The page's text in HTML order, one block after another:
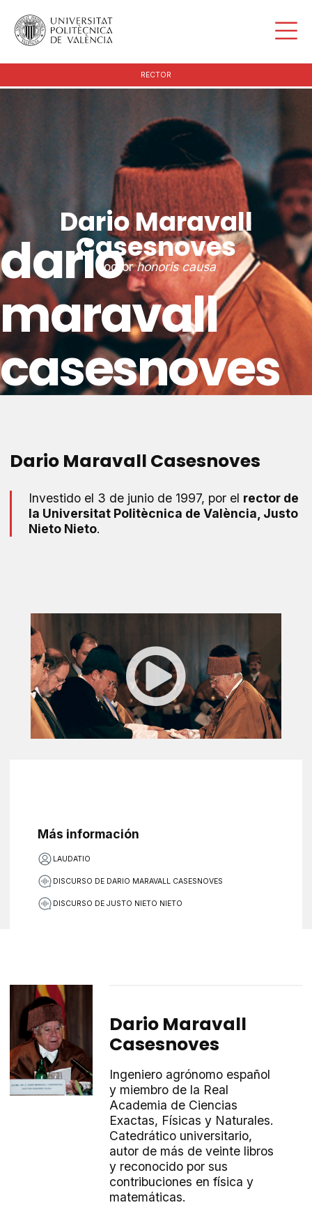
RECTOR
dario
maravall
casesnoves
Dario Maravall
Casesnoves
doctorhonoris causa
Dario Maravall Casesnoves
Investido el 3 de junio de 1997, por el rector de
la Universitat Politècnica de València, Justo
Nieto Nieto.
Más información
LAUDATIO
DISCURSO DE DARIO MARAVALL CASESNOVES
DISCURSO DE JUSTO NIETO NIETO
Dario Maravall
Casesnoves
Ingeniero agrónomo español
y miembro de la Real
Academia de Ciencias
Exactas, Físicas y Naturales.
Catedrático universitario,
autor de más de veinte libros
y reconocido por sus
contribuciones en física y
matemáticas.